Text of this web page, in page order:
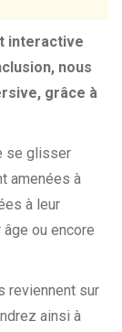
interactive
nous
grâce à
se glisser
amenées à
à leur
ou encore
reviennent sur
ainsi à